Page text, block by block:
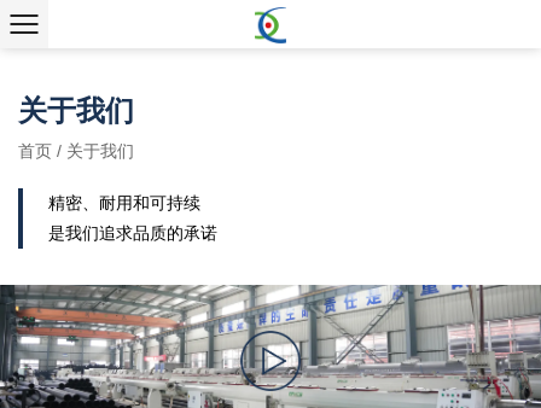
关于我们
首页 / 关于我们
精密、耐用和可持续
是我们追求品质的承诺